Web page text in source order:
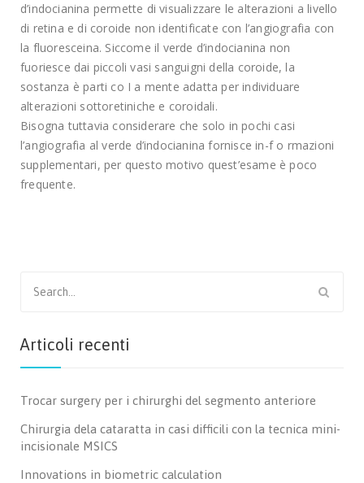
d’indocianina permette di visualizzare le alterazioni a livello
di retina e di coroide non identificate con l’angiografia con
la fluoresceina. Siccome il verde d’indocianina non
fuoriesce dai piccoli vasi sanguigni della coroide, la
sostanza è parti co I a mente adatta per individuare
alterazioni sottoretiniche e coroidali.
Bisogna tuttavia considerare che solo in pochi casi
l’angiografia al verde d’indocianina fornisce in-f o rmazioni
supplementari, per questo motivo quest’esame è poco
frequente.
for:
Articoli recenti
Trocar surgery per i chirurghi del segmento anteriore
Chirurgia dela cataratta in casi difficili con la tecnica mini-
incisionale MSICS
Innovations in biometric calculation